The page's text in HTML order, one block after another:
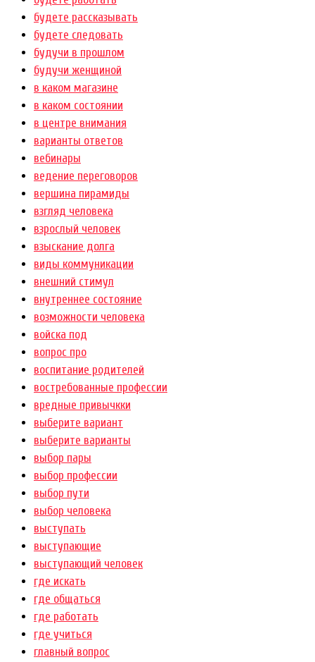
будете рассказывать
будете следовать
будучи в прошлом
будучи женщиной
в каком магазине
в каком состоянии
в центре внимания
варианты ответов
вебинары
ведение переговоров
вершина пирамиды
взгляд человека
взрослый человек
взыскание долга
виды коммуникации
внешний стимул
внутреннее состояние
возможности человека
войска под
вопрос про
воспитание родителей
востребованные профессии
вредные привычкки
выберите вариант
выберите варианты
выбор пары
выбор профессии
выбор пути
выбор человека
выступать
выступающие
выступающий человек
где искать
где общаться
где работать
где учиться
главный вопрос